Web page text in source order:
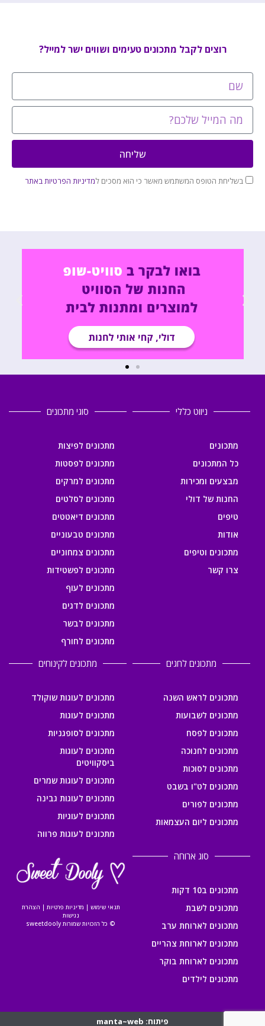
רוצים לקבל מתכונים טעימים ושווים ישר למייל?
בשליחת הטופס המשתמש מאשר כי הוא מסכים למדיניות הפרטיות באתר
שליחה
ניווט כללי
מתכונים
כל המתכונים
מבצעים ומכירות
החנות של דולי
טיפים
אודות
מתכונים וטיפים
צרו קשר
סוגי מתכונים
מתכונים לפיצות
מתכונים לפסטות
מתכונים למרקים
מתכונים לסלטים
מתכונים דיאטטים
מתכונים טבעוניים
מתכונים צמחוניים
מתכונים לפשטידות
מתכונים לעוף
מתכונים לדגים
מתכונים לבשר
מתכונים לחורף
מתכונים לחגים
מתכונים לראש השנה
מתכונים לשבועות
מתכונים לפסח
מתכונים לחנוכה
מתכונים לסוכות
מתכונים לט"ו בשבט
מתכונים לפורים
מתכונים ליום העצמאות
מתכונים לקינוחים
מתכונים לעוגות שוקולד
מתכונים לעוגות
מתכונים לסופגניות
מתכונים לעוגות
ביסקוויטים
מתכונים לעוגות שמרים
מתכונים לעוגות גבינה
מתכונים לעוגיות
מתכונים לעוגות פרווה
סוג ארוחה
מתכונים ב10 דקות
מתכונים לשבת
מתכונים לארוחת ערב
מתכונים לארוחת צהריים
מתכונים לארוחת בוקר
מתכונים לילדים
תנאי שימוש | מדיניות פרטיות | הצהרת
נגישות
© כל הזכויות שמורות sweetdooly
פיתוח: manta~web